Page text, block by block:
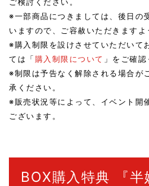
※一部商品につきましては、後日の
いますので、ご容赦いただきますよ
※購入制限を設けさせていただいて
ては「購入制限について 」をご確認
※制限は予告なく解除される場合が
承ください。
※販売状況等によって、イベント開
ございます。
BOX購入特典 『半